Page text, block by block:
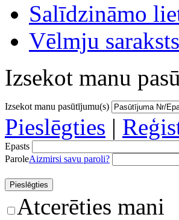
Salīdzināmo
Vēlmju saraksts
Izsekot manu
Izsekot manu pasūtījumu(s)
Pieslēgties |
Epasts
ParoleAizmirsi savu paroli?
Atcerēties mani